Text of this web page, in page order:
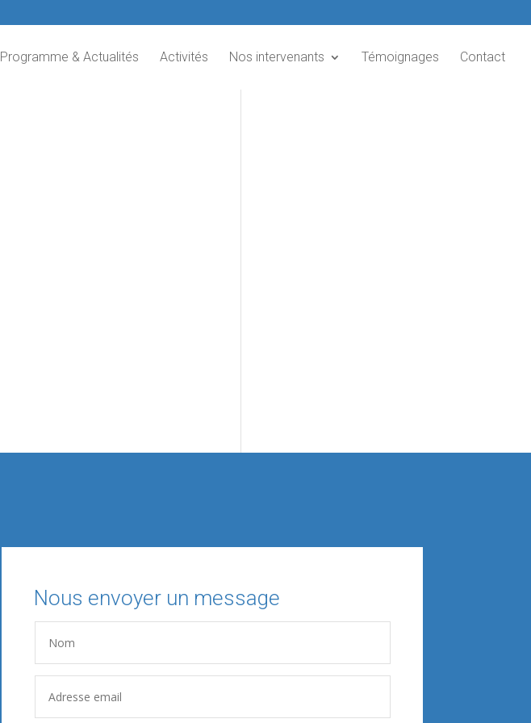
Programme & Actualités Activités Nos intervenants Témoignages Contact
Nous envoyer un message